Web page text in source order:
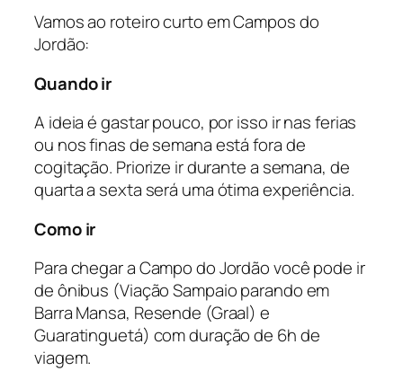
Vamos ao roteiro curto em Campos do
Jordão:
Quando ir
A ideia é gastar pouco, por isso ir nas ferias
ou nos finas de semana está fora de
cogitação. Priorize ir durante a semana, de
quarta a sexta será uma ótima experiência.
Como ir
Para chegar a Campo do Jordão você pode ir
de ônibus (Viação Sampaio parando em
Barra Mansa, Resende (Graal) e
Guaratinguetá) com duração de 6h de
viagem.